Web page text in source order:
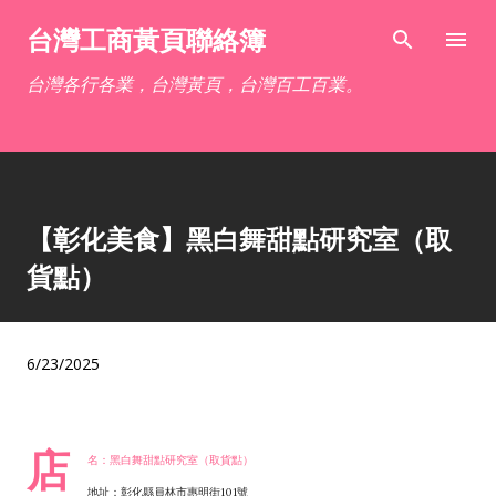
跳到主要內容
台灣工商黃頁聯絡簿
台灣各行各業，台灣黃頁，台灣百工百業。
【彰化美食】黑白舞甜點研究室（取
貨點）
6/23/2025
店 名：黑白舞甜點研究室（取貨點）
地址：彰化縣員林市惠明街101號